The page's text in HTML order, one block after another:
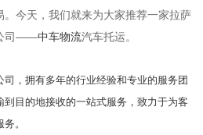
。今天，我们就来为大家推荐一家拉萨
司——中车物流汽车托运。
，拥有多年的行业经验和专业的服务团
到目的地接收的一站式服务，致力于为客
。